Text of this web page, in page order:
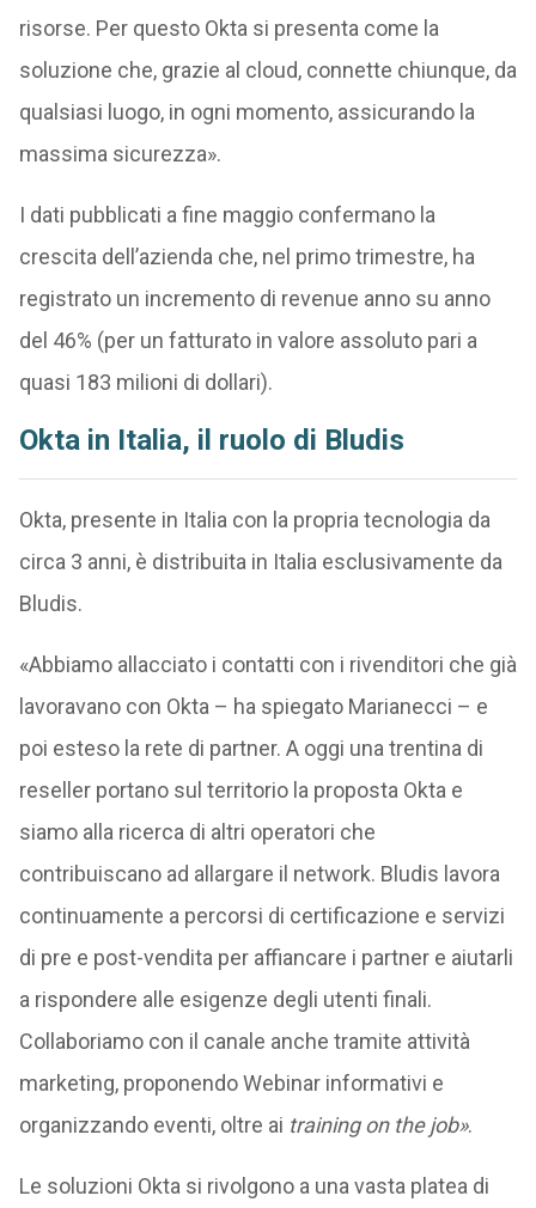
risorse. Per questo Okta si presenta come la
soluzione che, grazie al cloud, connette chiunque, da
qualsiasi luogo, in ogni momento, assicurando la
massima sicurezza».
I dati pubblicati a fine maggio confermano la
crescita dell’azienda che, nel primo trimestre, ha
registrato un incremento di revenue anno su anno
del 46% (per un fatturato in valore assoluto pari a
quasi 183 milioni di dollari).
Okta in Italia, il ruolo di Bludis
Okta, presente in Italia con la propria tecnologia da
circa 3 anni, è distribuita in Italia esclusivamente da
Bludis.
«Abbiamo allacciato i contatti con i rivenditori che già
lavoravano con Okta – ha spiegato Marianecci – e
poi esteso la rete di partner. A oggi una trentina di
reseller portano sul territorio la proposta Okta e
siamo alla ricerca di altri operatori che
contribuiscano ad allargare il network. Bludis lavora
continuamente a percorsi di certificazione e servizi
di pre e post-vendita per affiancare i partner e aiutarli
a rispondere alle esigenze degli utenti finali.
Collaboriamo con il canale anche tramite attività
marketing, proponendo Webinar informativi e
organizzando eventi, oltre ai training on the job».
Le soluzioni Okta si rivolgono a una vasta platea di